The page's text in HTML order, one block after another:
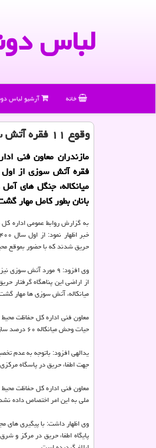
لباس
خانه آرشیو لباس
وقوع ۱۱ فقره آتش سوزی در مناطق تحت مدیریت محیط زیست مازندران
میانکاله، جنگل های
بانان بطور کامل مهار
به گزارش روابط عمومی اداره کل
حریق شدند که با حضور بموقع
از اراضی این پناهگاه گرفتار
میانکاله، آتش سوزی ها مهار
معاون فنی اداره کل حفاظت
حیات وحش میانکاله ۶۰ درصد سازیل و ۴۰درصد انارستان گرفتار حریق شد.
یدالهی افزود: باتوجه به عدم
جهت اطفاء حریق در پاسگاه
ملی به این امر اختصاص داده
وی اظهار داشت: با پیگیری های